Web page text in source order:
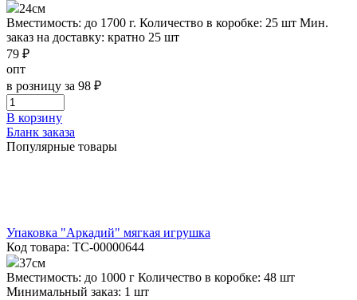
24см
Вместимость: до 1700 г. Количество в коробке: 25 шт Мин.
заказ на доставку: кратно 25 шт
79 ₽
опт
в розницу за 98 ₽
В корзину
Бланк заказа
Популярные товары
Упаковка "Аркадий" мягкая игрушка
Код товара: ТС-00000644
37см
Вместимость: до 1000 г Количество в коробке: 48 шт
Минимальный заказ: 1 шт